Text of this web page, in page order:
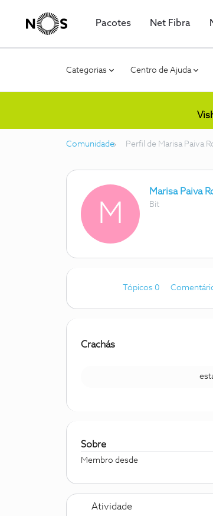
Pacotes Net Fibra
Categorias Centro de Ajuda
Comunidade Perfil de Marisa Paiva
M
Marisa Paiva
Bit
Tópicos 0
Crachás
Sobre
Membro desde
Atividade